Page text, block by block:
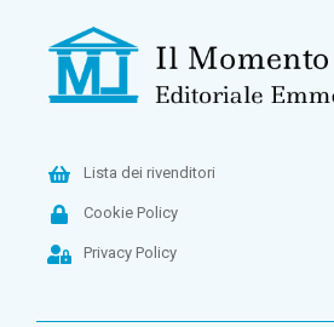
Lista dei rivenditori
Cookie Policy
Privacy Policy